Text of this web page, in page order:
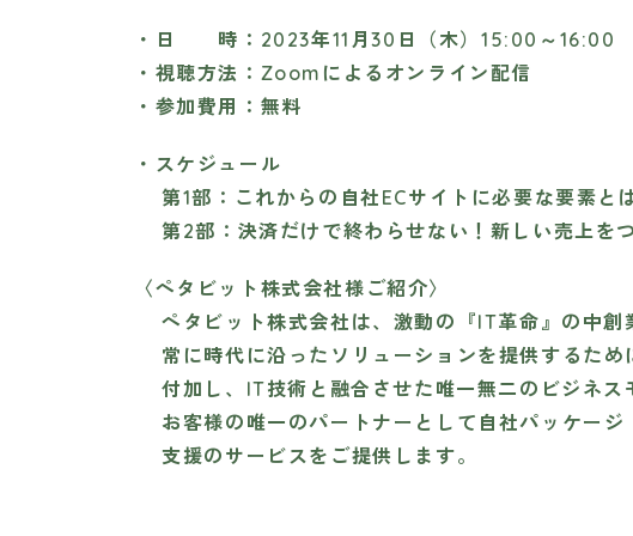
・日 時：2023年11月30日（木）15:00～16:00
・視聴方法：Zoomによるオンライン配信
・参加費用：無料
・スケジュール
第1部：これからの自社ECサイトに必要な要素と
第2部：決済だけで終わらせない！新しい売上を
〈ペタビット株式会社様ご紹介〉
ペタビット株式会社は、激動の『IT革命』の中創
常に時代に沿ったソリューションを提供するため
付加し、IT技術と融合させた唯一無二のビジネス
お客様の唯一のパートナーとして自社パッケー
支援のサービスをご提供します。